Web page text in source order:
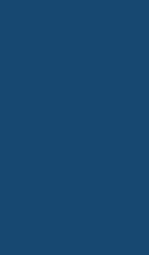
window)